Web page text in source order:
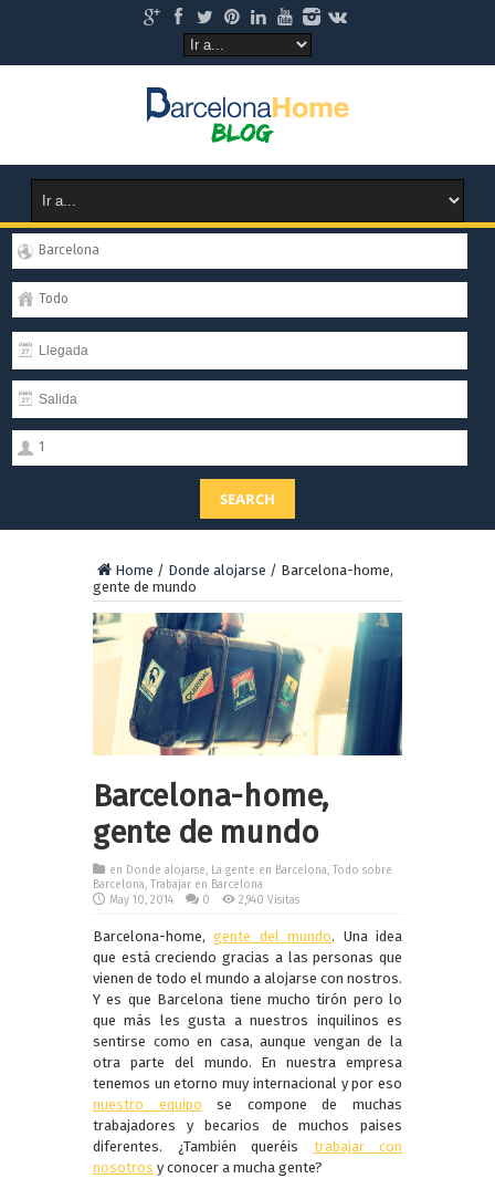
Barcelona
Todo
1
SEARCH
Home / Donde alojarse / Barcelona-home,
gente de mundo
Barcelona-home,
gente de mundo
en Donde alojarse, La gente en Barcelona, Todo sobre
Barcelona, Trabajar en Barcelona
May 10, 2014
0 2,940 Visitas
Barcelona-home,gente del mundo. Una idea
que está creciendo gracias a las personas que
vienen de todo el mundo a alojarse con nostros.
Y es que Barcelona tiene mucho tirón pero lo
que más les gusta a nuestros inquilinos es
sentirse como en casa, aunque vengan de la
otra parte del mundo. En nuestra empresa
tenemos un etorno muy internacional y por eso
nuestro equipo se compone de muchas
trabajadores y becarios de muchos paises
diferentes. ¿También queréis trabajar con
nosotros y conocer a mucha gente?